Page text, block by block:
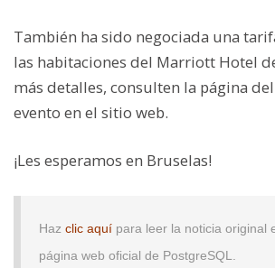
También ha sido negociada una
las habitaciones del Marriott Hotel
más detalles, consulten la página
evento en el sitio web.
¡Les esperamos en Bruselas!
Haz clic aquí para leer la noticia original
página web oficial de PostgreSQL.